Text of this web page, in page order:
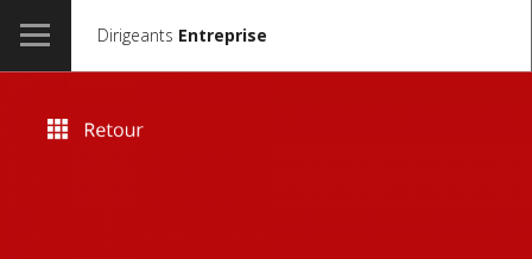
Dirigeants Entreprise